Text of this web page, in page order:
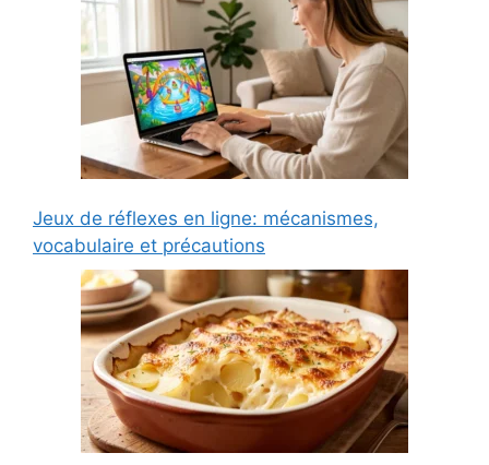
Jeux de réflexes en ligne: mécanismes,
vocabulaire et précautions